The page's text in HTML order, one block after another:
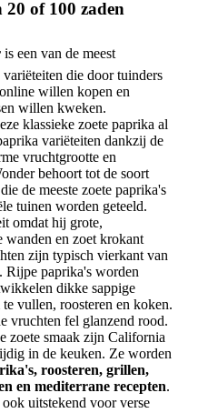
of 100 zaden
is een van de meest
die door tuinders
willen kopen en
willen kweken.
klassieke zoete paprika al
variëteiten dankzij de
vruchtgrootte en
behoort tot de soort
de meeste zoete paprika's
tuinen worden geteeld.
omdat hij grote,
en zoet krokant
zijn typisch vierkant van
paprika's worden
dikke sappige
vullen, roosteren en koken.
vruchten fel glanzend rood.
zoete smaak zijn California
in de keuken. Ze worden
roosteren, grillen,
en mediterrane recepten.
uitstekend voor verse